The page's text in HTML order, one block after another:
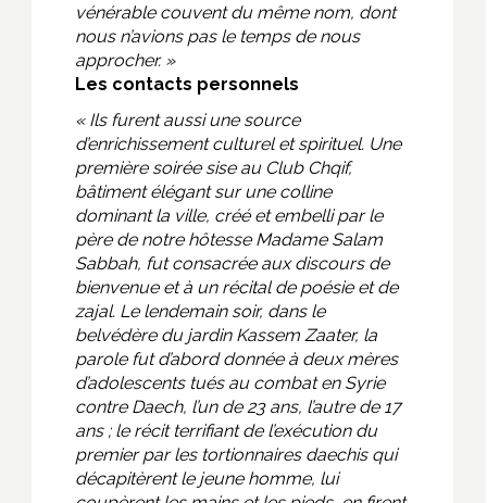
vénérable couvent du même nom, dont
nous n’avions pas le temps de nous
approcher. »
Les contacts personnels
« Ils furent aussi une source
d’enrichissement culturel et spirituel. Une
première soirée sise au Club Chqif,
bâtiment élégant sur une colline
dominant la ville, créé et embelli par le
père de notre hôtesse Madame Salam
Sabbah, fut consacrée aux discours de
bienvenue et à un récital de poésie et de
zajal. Le lendemain soir, dans le
belvédère du jardin Kassem Zaater, la
parole fut d’abord donnée à deux mères
d’adolescents tués au combat en Syrie
contre Daech, l’un de 23 ans, l’autre de 17
ans ; le récit terrifiant de l’exécution du
premier par les tortionnaires daechis qui
décapitèrent le jeune homme, lui